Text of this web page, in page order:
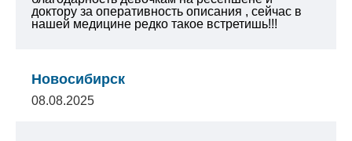
доктору за оперативность описания , сейчас в
нашей медицине редко такое встретишь!!!
Новосибирск
08.08.2025